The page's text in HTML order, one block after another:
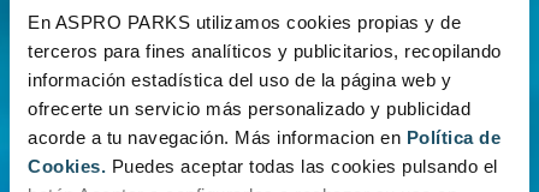
En ASPRO PARKS utilizamos cookies propias y de
terceros para fines analíticos y publicitarios, recopilando
información estadística del uso de la página web y
ofrecerte un servicio más personalizado y publicidad
acorde a tu navegación. Más informacion en Política de
Cookies. Puedes aceptar todas las cookies pulsando el